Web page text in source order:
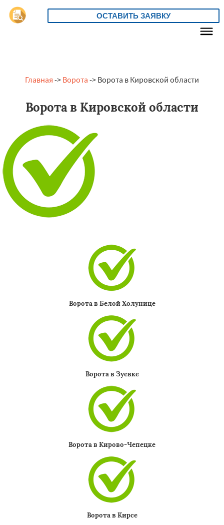
ОСТАВИТЬ ЗАЯВКУ
Главная -> Ворота -> Ворота в Кировской области
Ворота в Кировской области
Ворота в Белой Холунице
Ворота в Зуевке
Ворота в Кирово-Чепецке
Ворота в Кирсе